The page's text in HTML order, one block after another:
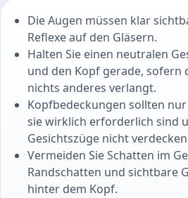
Die Augen müssen klar
Reflexe auf den Gläsern.
Halten Sie einen neutralen
und den Kopf gerade, sofern
nichts anderes verlangt.
Kopfbedeckungen sollten
sie wirklich erforderlich sind
Gesichtszüge nicht
Vermeiden Sie Schatten im
Randschatten und sichtbare
hinter dem Kopf.